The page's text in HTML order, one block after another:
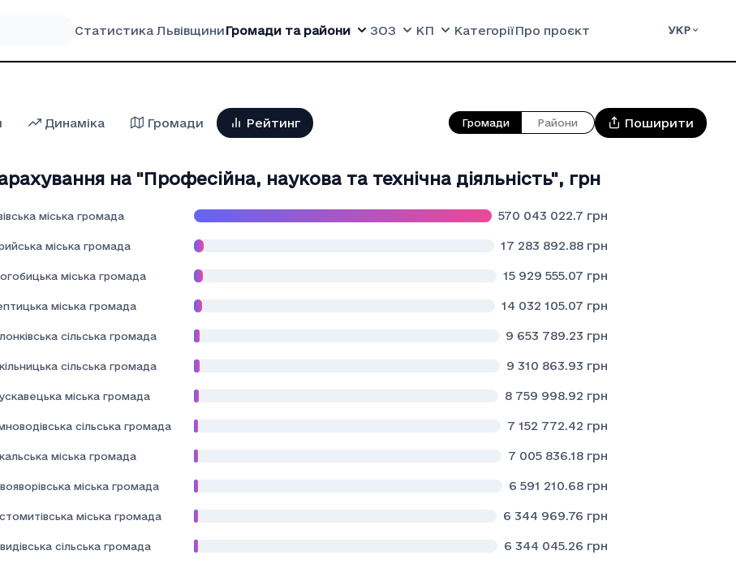
Статистика ЛьвівщиниГромади та райони ЗОЗ КП КатегоріїПро проєкт УКР
Динаміка Громади Рейтинг Громади Райони Поширити
на "Професiйна, наукова та технiчна дiяльнiсть", грн
міська громада 570 043 022.7 грн
міська громада 17 283 892.88 грн
міська громада 15 929 555.07 грн
міська громада 14 032 105.07 грн
сільська громада 9 653 789.23 грн
сільська громада 9 310 863.93 грн
міська громада 8 759 998.92 грн
сільська громада 7 152 772.42 грн
міська громада 7 005 836.18 грн
міська громада 6 591 210.68 грн
міська громада 6 344 969.76 грн
сільська громада 6 344 045.26 грн